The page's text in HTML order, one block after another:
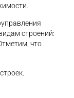
строений:
что